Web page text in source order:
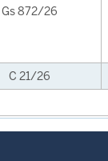
Gs 872/26
C 21/26